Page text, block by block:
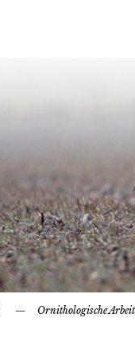
Ornithologische